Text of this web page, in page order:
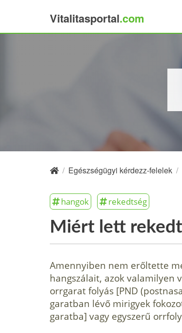
Vitalitasportal.com
/ Egészségügyi kérdezz-felelek /
hangok rekedtség
Miért lett
Amennyiben nem erőltette
hangszálait, azok valamilyen
orrgarat folyás [PND
garatban lévő mirigyek
garatba] vagy egyszerű
×